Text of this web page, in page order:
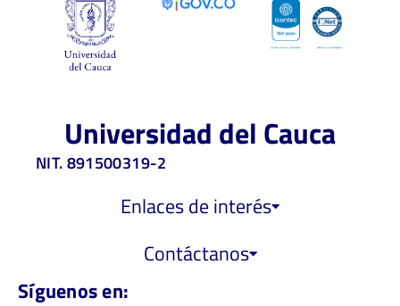
Universidad del Cauca
NIT. 891500319-2
Enlaces de interés
Contáctanos
Síguenos en: